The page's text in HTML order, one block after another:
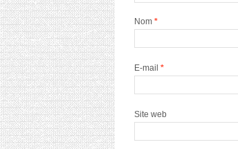
Nom *
E-mail *
Site web